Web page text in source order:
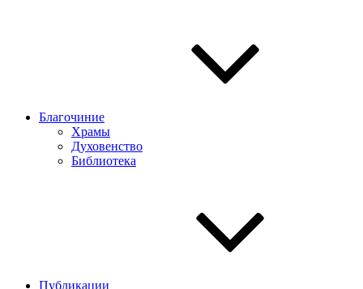
Благочиние
Храмы
Духовенство
Библиотека
Публикации